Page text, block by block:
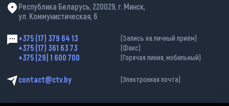
Республика Беларусь, 220029, г. Минск,
ул. Коммунистическая, 6
+375 (17) 379 64 13 (Запись на личный приём)
+375 (17) 361 63 73 (Факс)
+375 (29) 1 600 700 (Горячая линия, мобильный)
contact@ctv.by (Электронная почта)